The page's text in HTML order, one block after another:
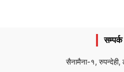
सम्पर्क
सैनामैना-१, रुपन्देही,